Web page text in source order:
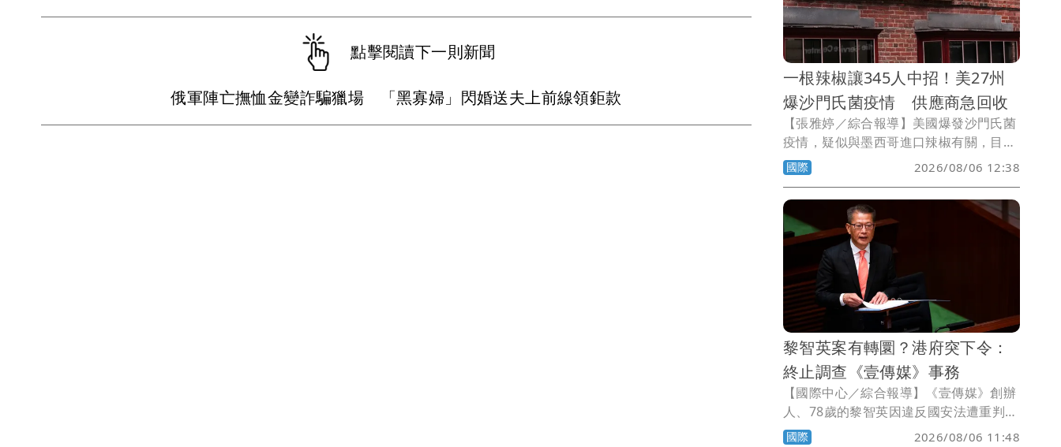
點擊閱讀下一則新聞
俄軍陣亡撫恤金變詐騙獵場 「黑寡婦」閃婚送夫上前線領鉅款
一根辣椒讓345人中招！美27州
爆沙門氏菌疫情 供應商急回收
【張雅婷／綜合報導】美國爆發沙門氏菌
疫情，疑似與墨西哥進口辣椒有關，目前
已擴及27州，造成345人感染。由於問題
辣椒曾供應給Chipotle、QDOBA等連鎖
墨西哥餐廳，業者已緊急回收產品。
國際 2026/08/06 12:38
黎智英案有轉圜？港府突下令：
終止調查《壹傳媒》事務
【國際中心／綜合報導】《壹傳媒》創辦
人、78歲的黎智英因違反國安法遭重判20
年，不過香港當局突然宣布，由於《壹傳
國際 2026/08/06 11:48